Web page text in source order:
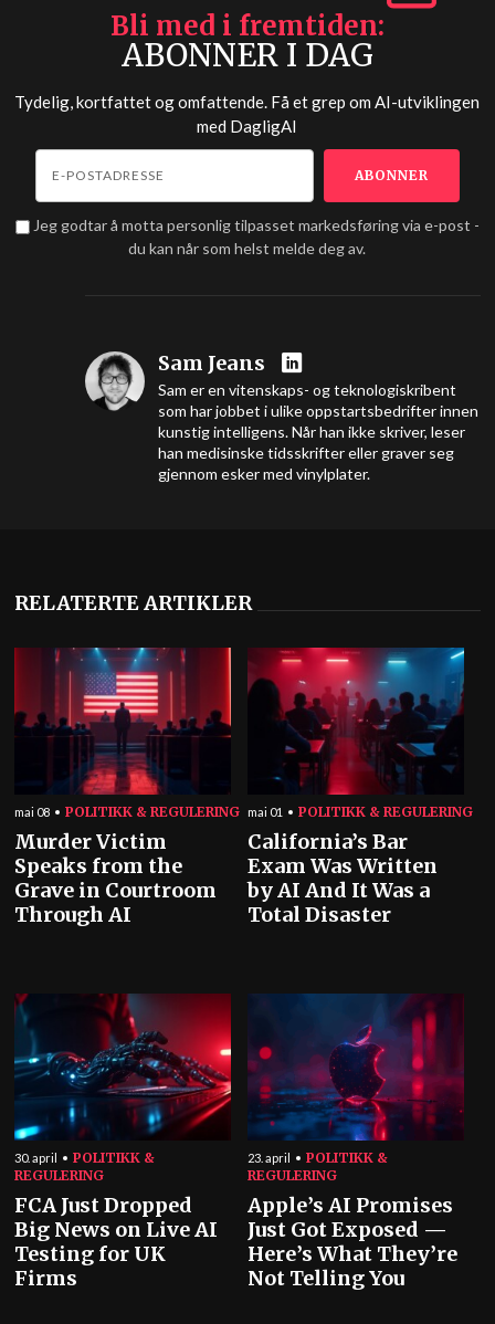
Bli med i fremtiden
ABONNER I DAG
Tydelig, kortfattet og omfattende. Få et grep om AI-utviklingen
med DagligAI
Jeg godtar å motta personlig tilpasset markedsføring via e-post -
du kan når som helst melde deg av.
Sam Jeans
Sam er en vitenskaps- og teknologiskribent
som har jobbet i ulike oppstartsbedrifter innen
kunstig intelligens. Når han ikke skriver, leser
han medisinske tidsskrifter eller graver seg
gjennom esker med vinylplater.
RELATERTE ARTIKLER
mai 08 POLITIKK & REGULERING
Murder Victim
Speaks from the
Grave in Courtroom
Through AI
mai 01 POLITIKK & REGULERING
California’s Bar
Exam Was Written
by AI And It Was a
Total Disaster
30. april
POLITIKK &
REGULERING
FCA Just Dropped
Big News on Live AI
Testing for UK
Firms
23. april
POLITIKK &
REGULERING
Apple’s AI Promises
Just Got Exposed —
Here’s What They’re
Not Telling You